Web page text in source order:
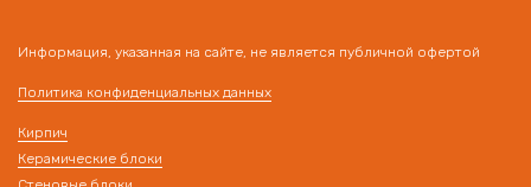
Информация, указанная на сайте, не является публичной офертой
Политика конфиденциальных данных
Кирпич
Керамические блоки